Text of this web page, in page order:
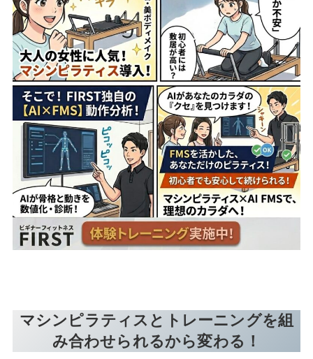
マシンピラティスとトレーニングを組
み合わせられるから変わる！